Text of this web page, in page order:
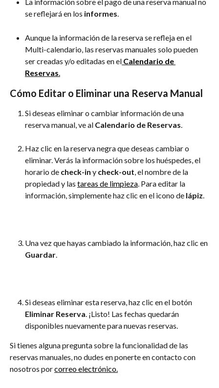
La información sobre el pago de una reserva manual no
se reflejará en los informes.
Aunque la información de la reserva se refleja en el
Multi-calendario, las reservas manuales solo pueden
ser creadas y/o editadas en el Calendario de
Reservas
Cómo Editar o Eliminar una Reserva Manual
Si deseas eliminar o cambiar información de una
reserva manual, ve al Calendario de Reservas
Haz clic en la reserva negra que deseas cambiar o
eliminar. Verás la información sobre los huéspedes, el
horario de check-in y check-out, el nombre de la
propiedad y las tareas de limpieza. Para editar la
información, simplemente haz clic en el icono de lápiz.
Una vez que hayas cambiado la información, haz clic en
Guardar.
Si deseas eliminar esta reserva, haz clic en el botón
Eliminar Reserva. ¡Listo! Las fechas quedarán
disponibles nuevamente para nuevas reservas.
Si tienes alguna pregunta sobre la funcionalidad de las
reservas manuales, no dudes en ponerte en contacto con
nosotros por correo electrónico.